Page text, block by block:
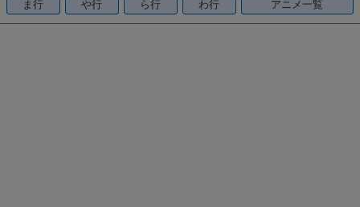
o
k
ま行
や行 ら行 わ行 アニメ一覧